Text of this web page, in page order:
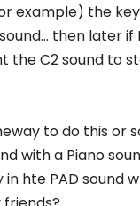
example) the
then later
the C2 sound to
to do this or
with a Piano
in hte PAD sound